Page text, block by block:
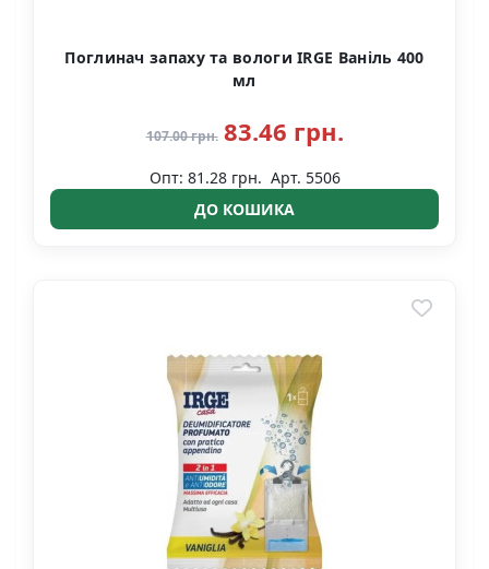
Поглинач запаху та вологи IRGE Ваніль 400
мл
107.00 грн. 83.46 грн.
Опт: 81.28 грн. Арт. 5506
ДО КОШИКА